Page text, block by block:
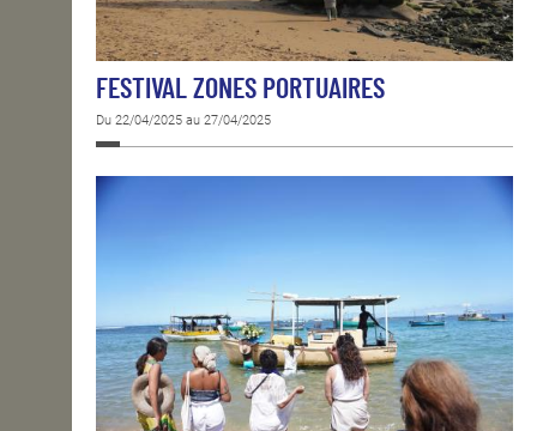
FESTIVAL ZONES PORTUAIRES
Du 22/04/2025 au 27/04/2025